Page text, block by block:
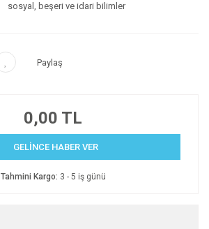
sosyal, beşeri ve idari bilimler
Paylaş
0,00 TL
GELİNCE HABER VER
Tahmini Kargo: 3 - 5 iş günü